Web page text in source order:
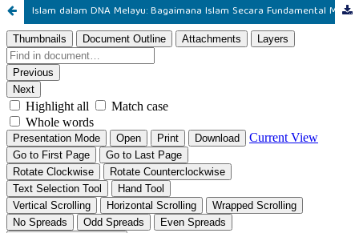
Islam dalam DNA Melayu: Bagaimana Islam Secara Fundamental Membentuk Dunia Melayu